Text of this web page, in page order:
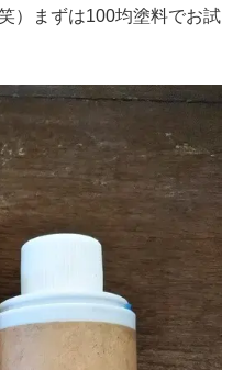
）まずは100均塗料でお試